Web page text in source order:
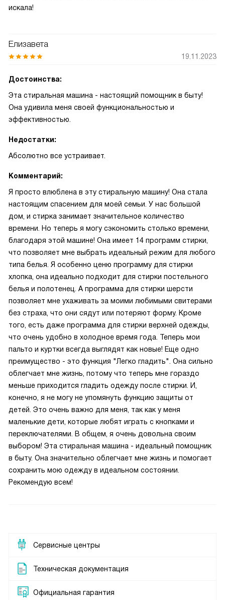
искала!
Елизавета
19.11.2023
Достоинства:
Эта стиральная машина - настоящий помощник в быту!
Она удивила меня своей функциональностью и
эффективностью.
Недостатки:
Абсолютно все устраивает.
Комментарий:
Я просто влюблена в эту стиральную машину! Она стала
настоящим спасением для моей семьи. У нас большой
дом, и стирка занимает значительное количество
времени. Но теперь я могу сэкономить столько времени,
благодаря этой машине! Она имеет 14 программ стирки,
что позволяет мне выбрать идеальный режим для любого
типа белья. Я особенно ценю программу для стирки
хлопка, она идеально подходит для стирки постельного
белья и полотенец. А программа для стирки шерсти
позволяет мне ухаживать за моими любимыми свитерами
без страха, что они сядут или потеряют форму. Кроме
того, есть даже программа для стирки верхней одежды,
что очень удобно в холодное время года. Теперь мои
пальто и куртки всегда выглядят как новые! Еще одно
преимущество - это функция "Легко гладить". Она сильно
облегчает мне жизнь, потому что теперь мне гораздо
меньше приходится гладить одежду после стирки. И,
конечно, я не могу не упомянуть функцию защиты от
детей. Это очень важно для меня, так как у меня
маленькие дети, которые любят играть с кнопками и
переключателями. В общем, я очень довольна своим
выбором! Эта стиральная машина - идеальный помощник
в быту. Она значительно облегчает мне жизнь и помогает
сохранить мою одежду в идеальном состоянии.
Рекомендую всем!
Сервисные центры
Техническая документация
Официальная гарантия